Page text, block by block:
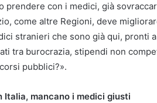
prendere con i medici, già
come altre Regioni, deve
stranieri che sono già qui, pronti
tra burocrazia, stipendi non
pubblici?».
Italia, mancano i medici giusti